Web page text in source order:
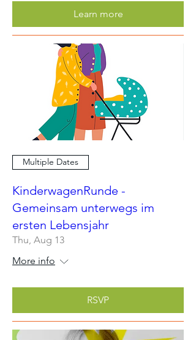
Learn more
Multiple Dates
KinderwagenRunde -
Gemeinsam unterwegs im
ersten Lebensjahr
Thu, Aug 13
More info
RSVP